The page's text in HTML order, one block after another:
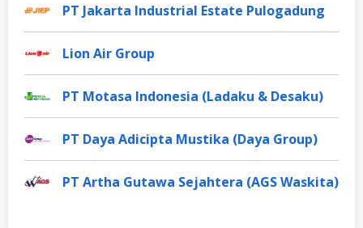
PT Jakarta Industrial Estate Pulogadung
Lion Air Group
PT Motasa Indonesia (Ladaku & Desaku)
PT Daya Adicipta Mustika (Daya Group)
PT Artha Gutawa Sejahtera (AGS Waskita)